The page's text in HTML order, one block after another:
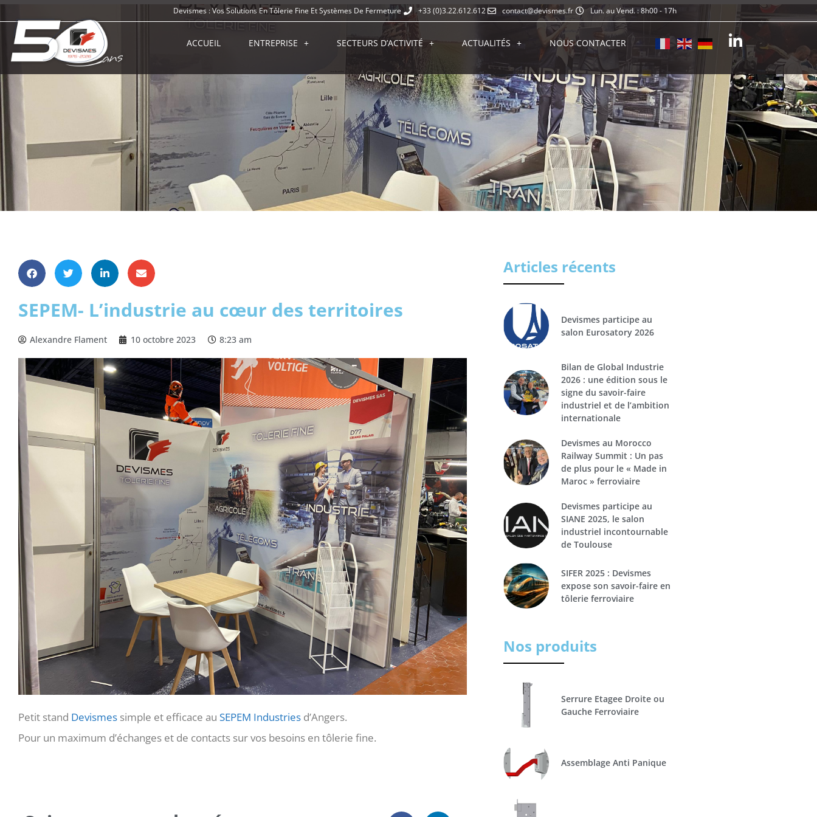
Devismes : Vos Solutions En Tôlerie Fine Et Systèmes De Fermeture +33 (0)3.22.612.612 contact@devismes.fr Lun. au Vend. : 8h00 - 17h
ACCUEIL ENTREPRISE SECTEURS D’ACTIVITÉ ACTUALITÉS NOUS CONTACTER
SEPEM- L’industrie au cœur des territoires
Alexandre Flament 10 octobre 2023 8:23 am
Petit stand Devismes simple et efficace au SEPEM Industries d’Angers.
Pour un maximum d’échanges et de contacts sur vos besoins en tôlerie fine.
Articles récents
Devismes participe au
salon Eurosatory 2026
Bilan de Global Industrie
2026 : une édition sous le
signe du savoir-faire
industriel et de l’ambition
internationale
Devismes au Morocco
Railway Summit : Un pas
de plus pour le « Made in
Maroc » ferroviaire
Devismes participe au
SIANE 2025, le salon
industriel incontournable
de Toulouse
SIFER 2025 : Devismes
expose son savoir-faire en
tôlerie ferroviaire
Nos produits
Serrure Etagee Droite ou
Gauche Ferroviaire
Assemblage Anti Panique